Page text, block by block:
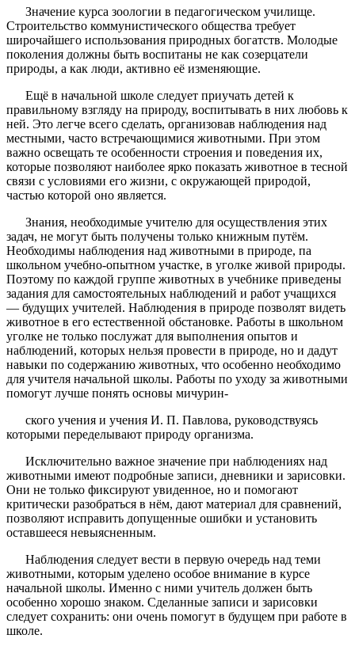
Значение курса зоологии в педагогическом училище.
Строительство коммунистического общества требует
широчайшего использования природных богатств. Молодые
поколения должны быть воспитаны не как созерцатели
природы, а как люди, активно её изменяющие.
Ещё в начальной школе следует приучать детей к
правильному взгляду на природу, воспитывать в них любовь к
ней. Это легче всего сделать, организовав наблюдения над
местными, часто встречающимися животными. При этом
важно освещать те особенности строения и поведения их,
которые позволяют наиболее ярко показать животное в тесной
связи с условиями его жизни, с окружающей природой,
частью которой оно является.
Знания, необходимые учителю для осуществления этих
задач, не могут быть получены только книжным путём.
Необходимы наблюдения над животными в природе, па
школьном учебно-опытном участке, в уголке живой природы.
Поэтому по каждой группе животных в учебнике приведены
задания для самостоятельных наблюдений и работ учащихся
— будущих учителей. Наблюдения в природе позволят видеть
животное в его естественной обстановке. Работы в школьном
уголке не только послужат для выполнения опытов и
наблюдений, которых нельзя провести в природе, но и дадут
навыки по содержанию животных, что особенно необходимо
для учителя начальной школы. Работы по уходу за животными
помогут лучше понять основы мичурин-
ского учения и учения И. П. Павлова, руководствуясь
которыми переделывают природу организма.
Исключительно важное значение при наблюдениях над
животными имеют подробные записи, дневники и зарисовки.
Они не только фиксируют увиденное, но и помогают
критически разобраться в нём, дают материал для сравнений,
позволяют исправить допущенные ошибки и установить
оставшееся невыясненным.
Наблюдения следует вести в первую очередь над теми
животными, которым уделено особое внимание в курсе
начальной школы. Именно с ними учитель должен быть
особенно хорошо знаком. Сделанные записи и зарисовки
следует сохранить: они очень помогут в будущем при работе в
школе.